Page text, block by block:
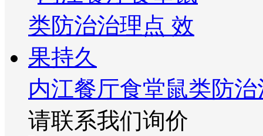
内江餐厅食堂鼠类防
请联系我们询价